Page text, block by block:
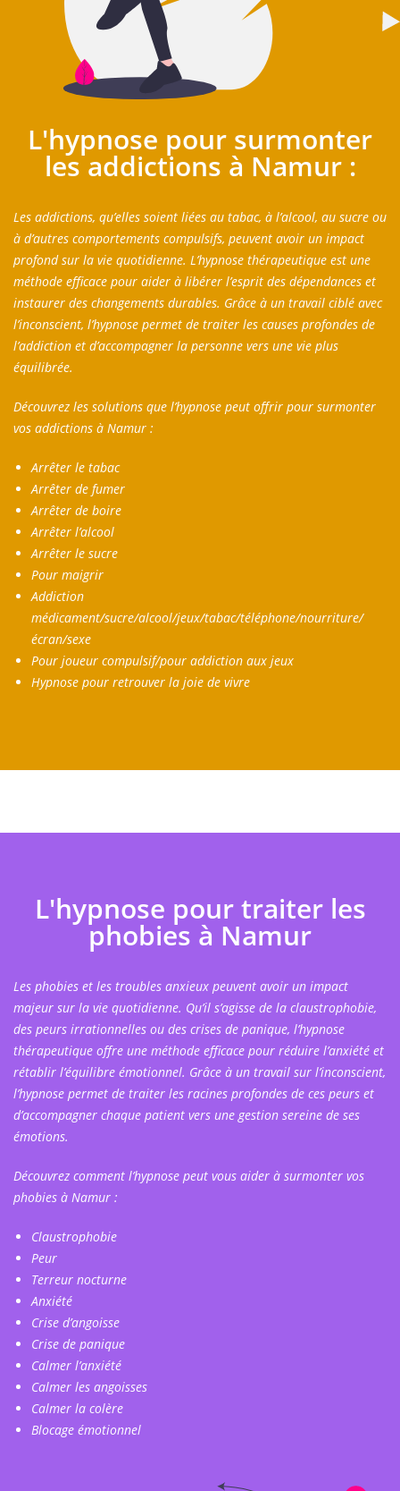
L'hypnose pour surmonter
les addictions à Namur :
Les addictions, qu’elles soient liées au tabac, à l’alcool, au sucre ou
à d’autres comportements compulsifs, peuvent avoir un impact
profond sur la vie quotidienne. L’hypnose thérapeutique est une
méthode efficace pour aider à libérer l’esprit des dépendances et
instaurer des changements durables. Grâce à un travail ciblé avec
l’inconscient, l’hypnose permet de traiter les causes profondes de
l’addiction et d’accompagner la personne vers une vie plus
équilibrée.
Découvrez les solutions que l’hypnose peut offrir pour surmonter
vos addictions à Namur :
Arrêter le tabac
Arrêter de fumer
Arrêter de boire
Arrêter l’alcool
Arrêter le sucre
Pour maigrir
Addiction
médicament/sucre/alcool/jeux/tabac/téléphone/nourriture/
écran/sexe
Pour joueur compulsif/pour addiction aux jeux
Hypnose pour retrouver la joie de vivre
L'hypnose pour traiter les
phobies à Namur
Les phobies et les troubles anxieux peuvent avoir un impact
majeur sur la vie quotidienne. Qu’il s’agisse de la claustrophobie,
des peurs irrationnelles ou des crises de panique, l’hypnose
thérapeutique offre une méthode efficace pour réduire l’anxiété et
rétablir l’équilibre émotionnel. Grâce à un travail sur l’inconscient,
l’hypnose permet de traiter les racines profondes de ces peurs et
d’accompagner chaque patient vers une gestion sereine de ses
émotions.
Découvrez comment l’hypnose peut vous aider à surmonter vos
phobies à Namur :
Claustrophobie
Peur
Terreur nocturne
Anxiété
Crise d’angoisse
Crise de panique
Calmer l’anxiété
Calmer les angoisses
Calmer la colère
Blocage émotionnel